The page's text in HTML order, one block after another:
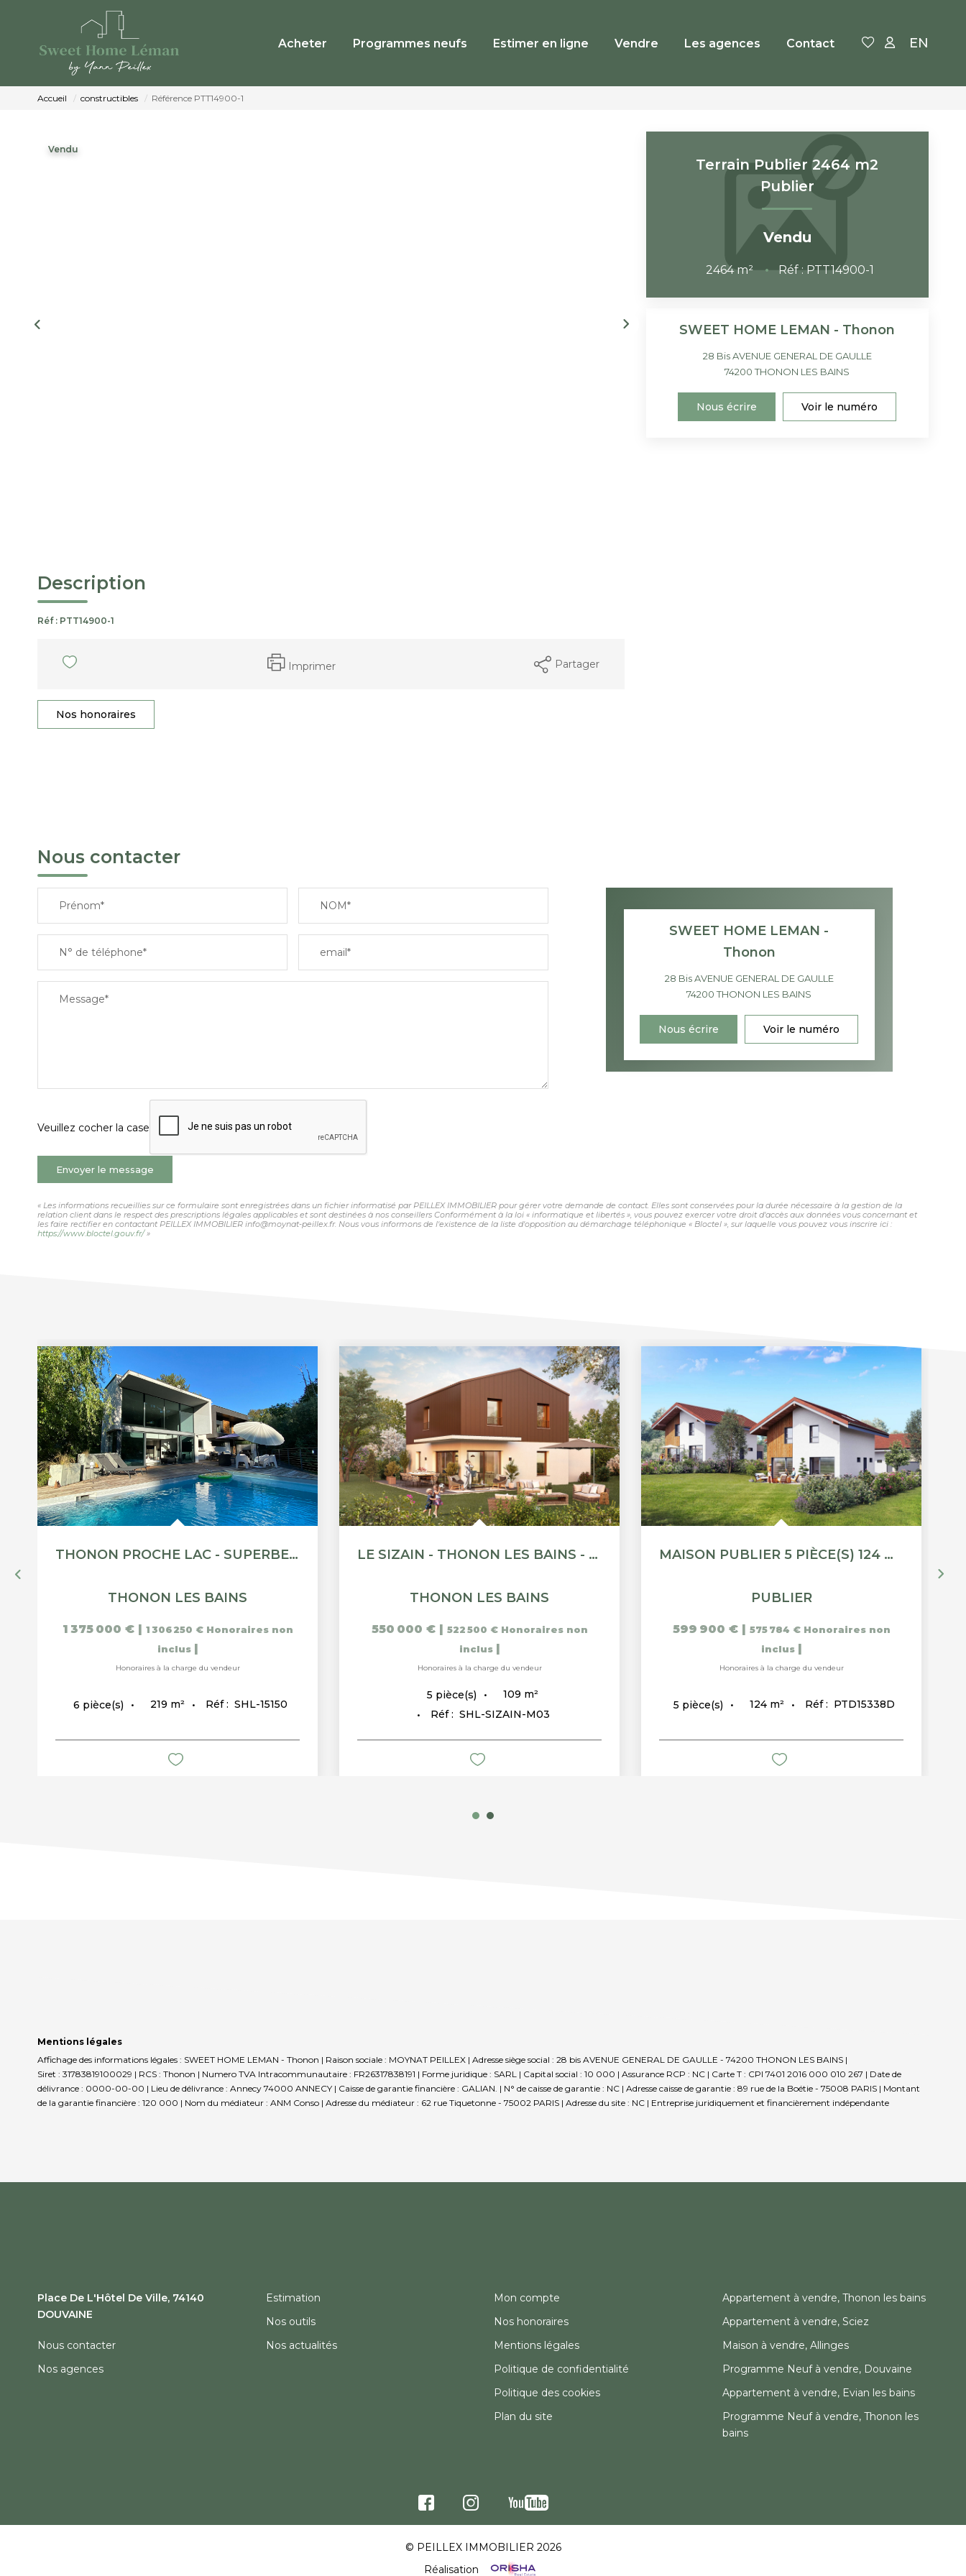
Acheter Programmes neufs Estimer en ligne Vendre Les agences Contact EN
Accueil constructibles Référence PTT14900-1
Vendu
Description
Réf : PTT14900-1
Imprimer Partager
Nos honoraires
Terrain Publier 2464 m2
Publier
Vendu
2464m² Réf :PTT14900-1
SWEET HOME LEMAN - Thonon
28 Bis AVENUE GENERAL DE GAULLE
74200THONON LES BAINS
Nous écrire Voir le numéro
Nous contacter
Prénom* NOM*
N° de téléphone* email*
Message*
Veuillez cocher la case
Envoyer le message
SWEET HOME LEMAN -
Thonon
28 Bis AVENUE GENERAL DE GAULLE
74200THONON LES BAINS
Nous écrire Voir le numéro
« Les informations recueillies sur ce formulaire sont enregistrées dans un fichier informatisé par PEILLEX IMMOBILIER pour gérer votre demande de contact. Elles sont conservées pour la durée nécessaire à la gestion de la
relation client dans le respect des prescriptions légales applicables et sont destinées à nos conseillers Conformément à la loi « informatique et libertés », vous pouvez exercer votre droit d'accès aux données vous concernant et
les faire rectifier en contactant PEILLEX IMMOBILIER info@moynat-peillex.fr. Nous vous informons de l'existence de la liste d'opposition au démarchage téléphonique « Bloctel », sur laquelle vous pouvez vous inscrire ici :
https://www.bloctel.gouv.fr/»
THONON PROCHE LAC - SUPERBE PROPRIÉTÉ AVEC PISCINE
THONON LES BAINS
1 375 000 € | 1 306 250 € Honoraires non
inclus |
Honoraires à la charge du vendeur
6 pièce(s) 219 m² Réf : SHL-15150
LE SIZAIN - THONON LES BAINS - MAISON 5 PIÈCES
THONON LES BAINS
550 000 € | 522 500 € Honoraires non
inclus |
Honoraires à la charge du vendeur
5 pièce(s) 109 m²
Réf : SHL-SIZAIN-M03
MAISON PUBLIER 5 PIÈCE(S) 124 M2
PUBLIER
599 900 € | 575 784 € Honoraires non
inclus |
Honoraires à la charge du vendeur
5 pièce(s) 124 m² Réf : PTD15338D
Mentions légales
Affichage des informations légales : SWEET HOME LEMAN - Thonon | Raison sociale : MOYNAT PEILLEX | Adresse siège social : 28 bis AVENUE GENERAL DE GAULLE - 74200 THONON LES BAINS |
Siret : 31783819100029 | RCS : Thonon | Numero TVA Intracommunautaire : FR26317838191 | Forme juridique : SARL | Capital social : 10 000 | Assurance RCP : NC | Carte T : CPI 7401 2016 000 010 267 | Date de
délivrance : 0000-00-00 | Lieu de délivrance : Annecy 74000 ANNECY | Caisse de garantie financière : GALIAN. | N° de caisse de garantie : NC | Adresse caisse de garantie : 89 rue de la Boétie - 75008 PARIS | Montant
de la garantie financière : 120 000 | Nom du médiateur : ANM Conso | Adresse du médiateur : 62 rue Tiquetonne - 75002 PARIS | Adresse du site : NC | Entreprise juridiquement et financièrement indépendante
Place De L'Hôtel De Ville, 74140
DOUVAINE
Nous contacter
Nos agences
Estimation
Nos outils
Nos actualités
Mon compte
Nos honoraires
Mentions légales
Politique de confidentialité
Politique des cookies
Plan du site
Appartement à vendre, Thonon les bains
Appartement à vendre, Sciez
Maison à vendre, Allinges
Programme Neuf à vendre, Douvaine
Appartement à vendre, Evian les bains
Programme Neuf à vendre, Thonon les
bains
© PEILLEX IMMOBILIER 2026
Réalisation